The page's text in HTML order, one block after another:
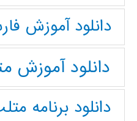
دانلود آموزش
دانلود آموزش
دانلود برنامه